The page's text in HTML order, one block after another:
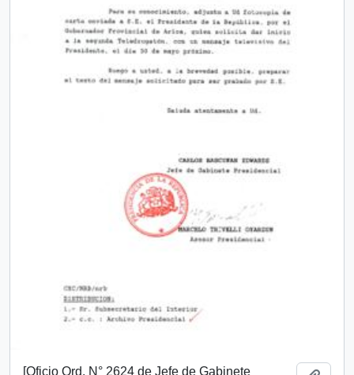
[Oficio Ord. N° 2624 de Jefe de Gabinete